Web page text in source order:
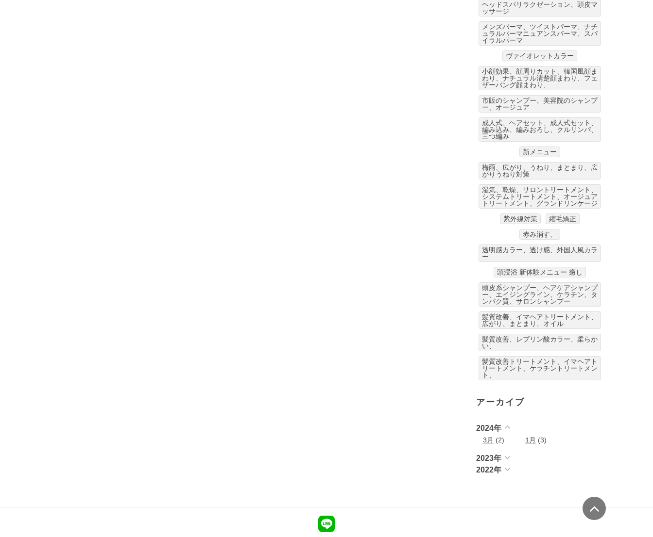
ヘッドスパリラクゼーション、頭皮マ
ッサージ
メンズパーマ、ツイストパーマ、ナチ
ュラルパーマニュアンスパーマ、スパ
イラルパーマ
ヴァイオレットカラー
小顔効果、顔周りカット、韓国風顔ま
わり、ナチュラル清楚顔まわり、フェ
ザーバング顔まわり、
市販のシャンプー、美容院のシャンプ
ー、オージュア
成人式、ヘアセット、成人式セット、
編み込み、編みおろし、クルリンパ、
三つ編み
新メニュー
梅雨、広がり、うねり、まとまり、広
がりうねり対策
湿気、乾燥、サロントリートメント、
システムトリートメント、オージュア
トリートメント、グランドリンケージ
紫外線対策
縮毛矯正
赤み消す、
透明感カラー、透け感、外国人風カラ
ー
頭浸浴 新体験メニュー 癒し
頭皮系シャンプー、ヘアケアシャンプ
ー、エイジングライン、ケラチン、タ
ンパク質、サロンシャンプー
髪質改善、イマヘアトリートメント、
広がり、まとまり、オイル
髪質改善、レブリン酸カラー、柔らか
い、
髪質改善トリートメント、イマヘアト
リートメント、ケラチントリートメン
ト、
アーカイブ
2024年
3月 (2) 1月 (3)
2023年
2022年